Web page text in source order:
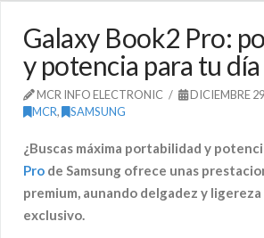
Galaxy Book2 Pro:
y potencia para tu día
MCR INFO ELECTRONIC
DICIEMBRE
MCR, SAMSUNG
¿Buscas máxima portabilidad y
Pro de Samsung ofrece unas
premium, aunando delgadez y
exclusivo.